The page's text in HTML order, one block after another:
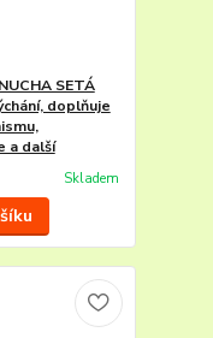
SETÁ
doplňuje
a další
Skladem